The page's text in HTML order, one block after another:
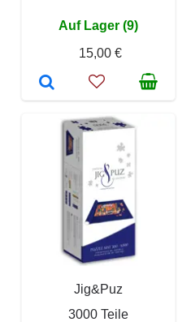
Auf Lager (9)
15,00 €
Jig&Puz
3000 Teile